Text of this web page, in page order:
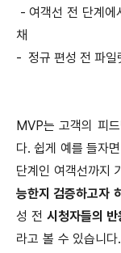
- 여객선 전 단계에
채
- 정규 편성 전 파일
MVP는 고객의 피
다. 쉽게 예를 들자
단계인 여객선까지
능한지 검증하고자
성 전 시청자들의
라고 볼 수 있습니